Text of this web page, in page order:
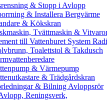
& Stopp i Avlopp
& Installera Bergvärme
& Kökskran
Tvättmaskin &
till Vattenburet System
Toalettstol & Takdusch
& Värmepump
& Trädgårdskran
& Bilning Avloppsrör
Reningsverk,